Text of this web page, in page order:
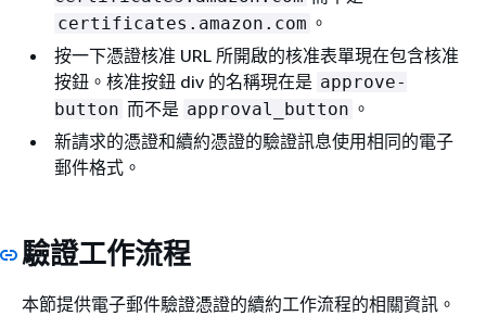
certificates.amazon.com 。
按一下憑證核准 URL 所開啟的核准表單現在包含核准
按鈕。核准按鈕 div 的名稱現在是 approve-
button 而不是 approval_button 。
新請求的憑證和續約憑證的驗證訊息使用相同的電子
郵件格式。
驗證工作流程
本節提供電子郵件驗證憑證的續約工作流程的相關資訊。